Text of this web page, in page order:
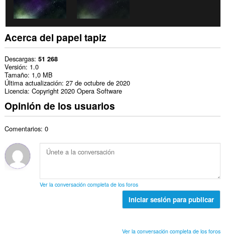
Acerca del papel tapiz
Descargas 51 268
Versión 1.0
Tamaño 1,0 MB
Última actualización 27 de octubre de 2020
Licencia Copyright 2020 Opera Software
Opinión de los usuarios
Comentarios: 0
Ver la conversación completa de los foros
Iniciar sesión para publicar
Ver la conversación completa de los foros